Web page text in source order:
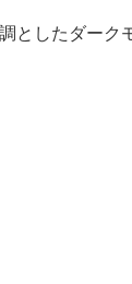
としたダーク